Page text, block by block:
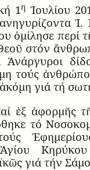
1 η Ἰουλίου
ὁμίλησε περί
στόν
Ἀνάργυροι
τούς
γιά τή
ἐξ ἀφορμῆς
τό
γιά τήν